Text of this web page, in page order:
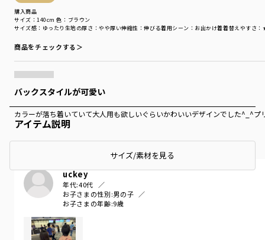
購入商品
サイズ感 ：ゆったり 生地の厚さ ：やや厚い伸縮性 ：伸びる着用シーン ：お出かけ着着替えやすさ
サイズ：140cm 色：ブラウン
商品をチェックする＞
バックスタイルが可愛い
カラーが落ち着いていて大人用も欲しいぐらいかわいいデザインでした^_^
uckey
年代:40代
お子さまの性別:男の子
お子さまの年齢:9歳
アイテム説明
サイズ/素材を見る